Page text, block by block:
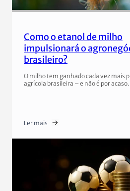
Como o etanol de milho
impulsionará o
brasileiro?
O milho tem ganhado cada vez mais
agrícola brasileira – e não é por
Ler mais